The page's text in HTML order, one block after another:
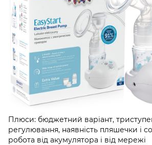
Плюси: бюджетний варіант,
регулювання, наявність пляшечки і
робота від акумулятора і від мережі